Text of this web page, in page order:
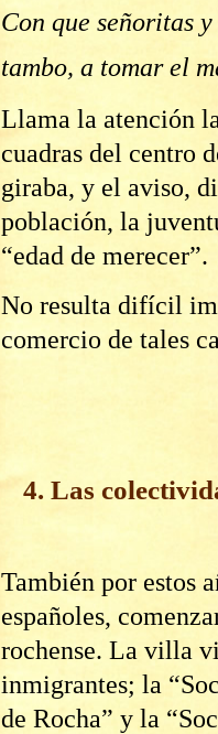
Con que señoritas
tambo, a tomar el
Llama la atención
cuadras del centro
giraba, y el aviso,
población, la
“edad de merecer”.
No resulta difícil
comercio de tales
4. Las
También por estos
españoles,
rochense. La villa
inmigrantes; la
de Rocha” y la